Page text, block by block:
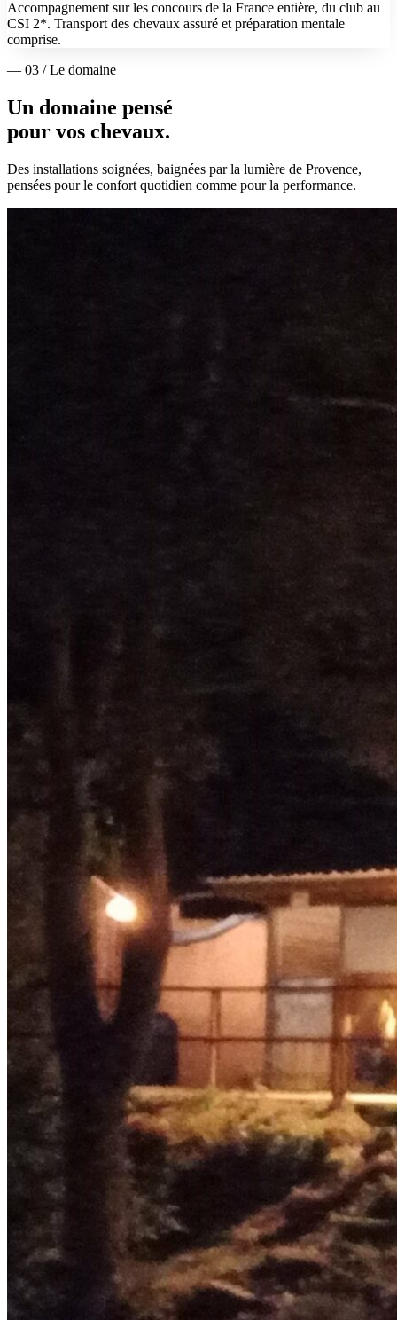
Accompagnement sur les concours de la France entière, du club au
CSI 2*. Transport des chevaux assuré et préparation mentale
comprise.
— 03 / Le domaine
Un domaine pensé
pour vos chevaux.
Des installations soignées, baignées par la lumière de Provence,
pensées pour le confort quotidien comme pour la performance.